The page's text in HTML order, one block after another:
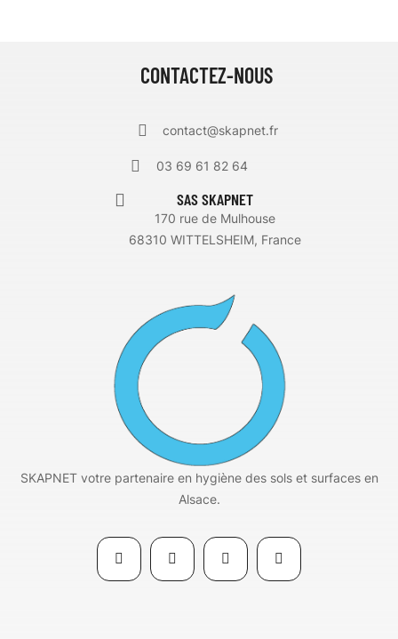
CONTACTEZ-NOUS
contact@skapnet.fr
03 69 61 82 64
SAS SKAPNET
170 rue de Mulhouse
68310 WITTELSHEIM, France
SKAPNET votre partenaire en hygiène des sols et surfaces en
Alsace.